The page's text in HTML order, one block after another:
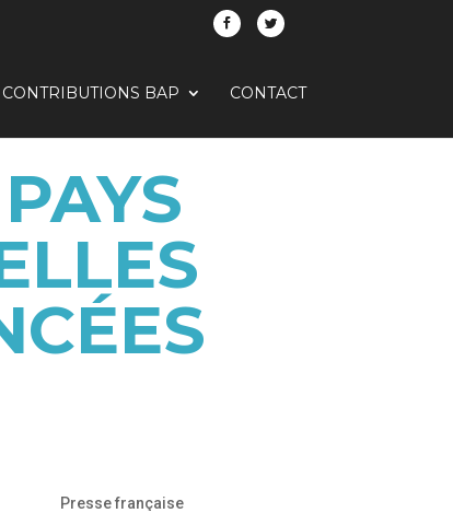
CONTRIBUTIONS BAP CONTACT
Presse française